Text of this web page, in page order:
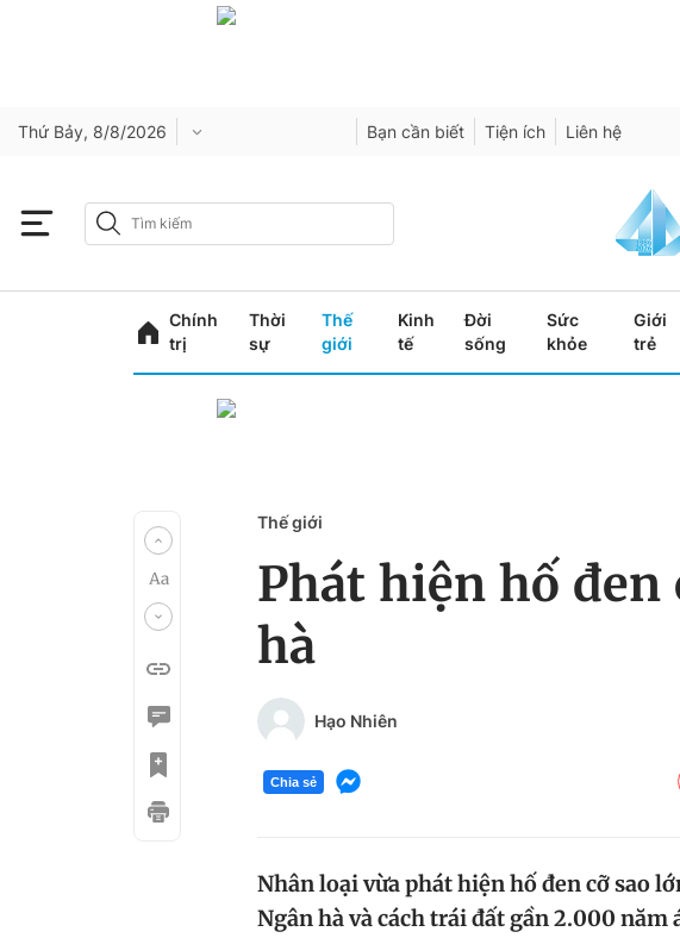
Thứ Bảy, 8/8/2026 Bạn cần biết Tiện ích Liên hệ
Chính
trị
Thời
sự
Thế
giới
Kinh
tế
Đời
sống
Sức
khỏe
Giới
trẻ
Thế giới
Phát hiện hố đen
hà
Hạo Nhiên
Chia sẻ
Nhân loại vừa phát hiện hố đen cỡ sao
Ngân hà và cách trái đất gần 2.000 năm